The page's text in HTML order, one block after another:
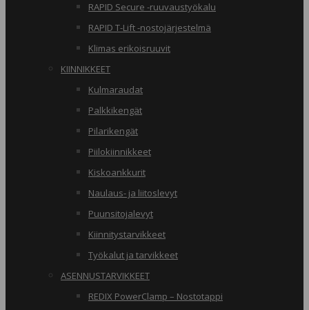
RAPID Secure -ruuvaustyökalu
RAPID T-Lift -nostojärjestelmä
Klimas erikoisruuvit
KIINNIKKEET
Kulmaraudat
Palkkikengät
Pilarikengät
Piilokiinnikkeet
Kiskoankkurit
Naulaus- ja liitoslevyt
Puunsitojalevyt
Kiinnitystarvikkeet
Työkalut ja tarvikkeet
ASENNUSTARVIKKEET
REDIX PowerClamp – Nostotappi